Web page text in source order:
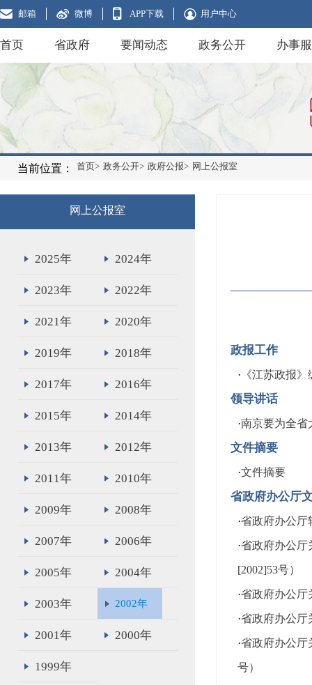
邮箱 微博 APP下载 用户中心
首页 省政府 要闻动态 政务公开 办事
当前位置： 首页> 政务公开> 政府公报> 网上公报室
网上公报室
2025年 2024年
2023年 2022年
2021年 2020年
2019年 2018年
2017年 2016年
2015年 2014年
2013年 2012年
2011年 2010年
2009年 2008年
2007年 2006年
2005年 2004年
2003年 2002年
2001年 2000年
1999年
政报工作
· 《江苏政报
领导讲话
·南京要为全省
文件摘要
·文件摘要
省政府办公厅
·省政府办公厅
·省政府办公厅
[2002]53号）
·省政府办公厅
·省政府办公厅
·省政府办公厅
号）